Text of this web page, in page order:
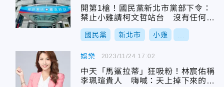
開第1槍！國民黨新北市黨部下令：
禁止小雞請柯文哲站台 沒有任何模
糊空間
國民黨 新北市 小雞
娛樂
中天「馬鯊拉蒂」狂吸粉！林宸佑稱
李珮瑄貴人 嗨喊：天上掉下來的禮
2023/11/24 17:02